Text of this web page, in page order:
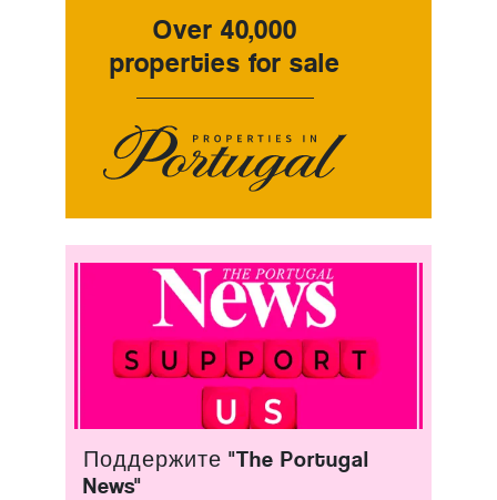
Over 40,000
properties for sale
Поддержите "The Portugal
News"